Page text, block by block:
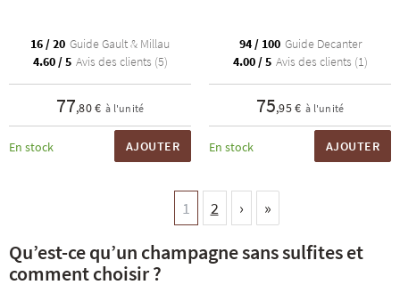
16 / 20 Guide Gault & Millau
4.60 / 5 Avis des clients (5)
77,80 € à l'unité
En stock AJOUTER
94 / 100 Guide Decanter
4.00 / 5 Avis des clients (1)
75,95 € à l'unité
En stock AJOUTER
1 2 › »
Qu’est-ce qu’un champagne sans sulfites et
comment choisir ?